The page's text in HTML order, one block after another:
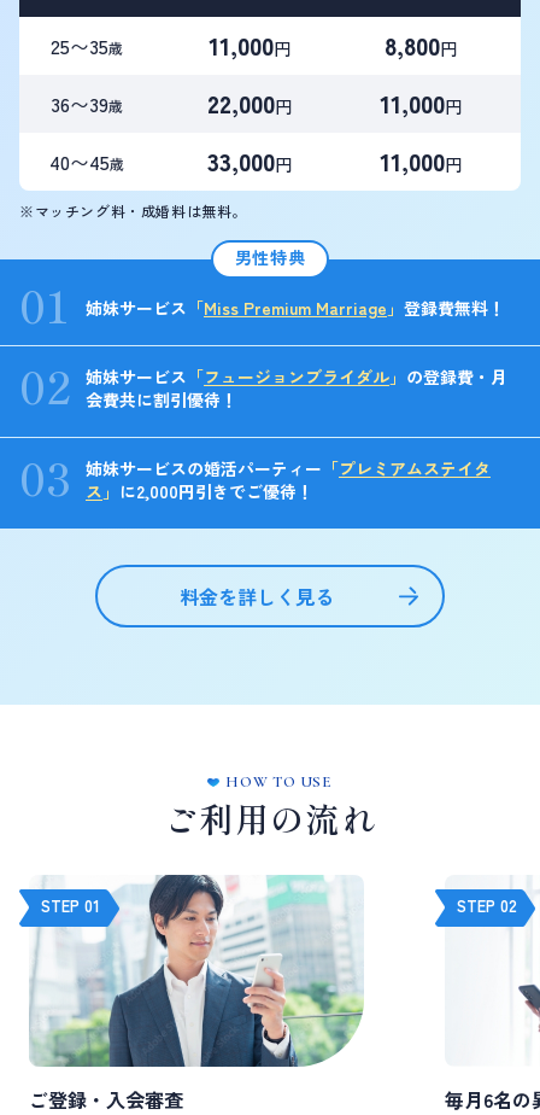
25〜35歳 11,000円 8,800円
36〜39歳 22,000円 11,000円
40〜45歳 33,000円 11,000円
※マッチング料・成婚料は無料。
男性特典
01 姉妹サービス 「Miss Premium Marriage 」 登録費無料！
02 姉妹サービス 「フュージョンブライダル 」 の登録費・月
会費共に割引優待！
03 姉妹サービスの婚活パーティー 「プレミアムステイタ
ス 」 に2,000円引きでご優待！
料金を詳しく見る
HOW TO USE
ご利用の流れ
STEP 01
ご登録・入会審査
STEP 02
毎月6名の